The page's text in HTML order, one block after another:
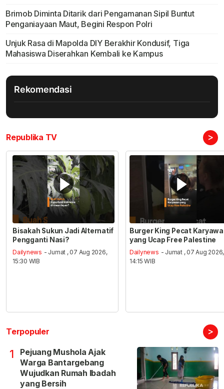
Brimob Diminta Ditarik dari Pengamanan Sipil Buntut
Penganiayaan Maut, Begini Respon Polri
Unjuk Rasa di Mapolda DIY Berakhir Kondusif, Tiga
Mahasiswa Diserahkan Kembali ke Kampus
Rekomendasi
Republika TV >
Bisakah Sukun Jadi Alternatif
Pengganti Nasi?
Dailynews - Jumat , 07 Aug 2026,
15:30 WIB
Burger King Pecat
yang Ucap Free Palestine
Dailynews - Jumat , 07 Aug 2026,
14:15 WIB
Terpopuler >
1
Pejuang Mushola Ajak
Warga Bantargebang
Wujudkan Rumah Ibadah
yang Bersih